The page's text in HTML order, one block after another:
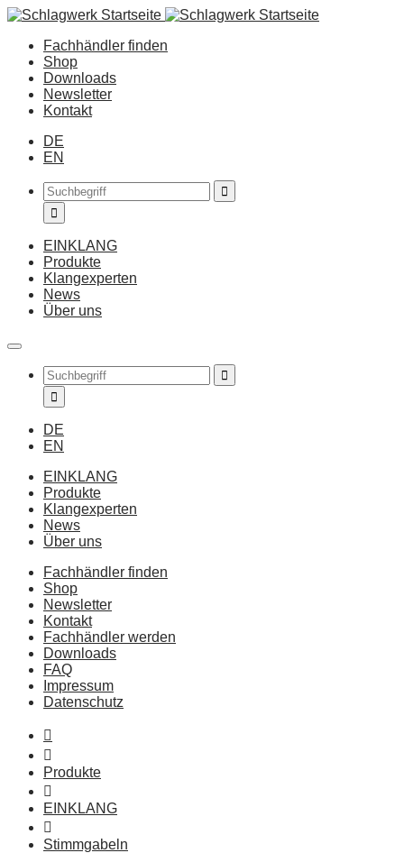
Fachhändler finden
Shop
Downloads
Newsletter
Kontakt
DE
EN
EINKLANG
Produkte
Klangexperten
News
Über uns
DE
EN
EINKLANG
Produkte
Klangexperten
News
Über uns
Fachhändler finden
Shop
Newsletter
Kontakt
Fachhändler werden
Downloads
FAQ
Impressum
Datenschutz
Produkte
EINKLANG
Stimmgabeln